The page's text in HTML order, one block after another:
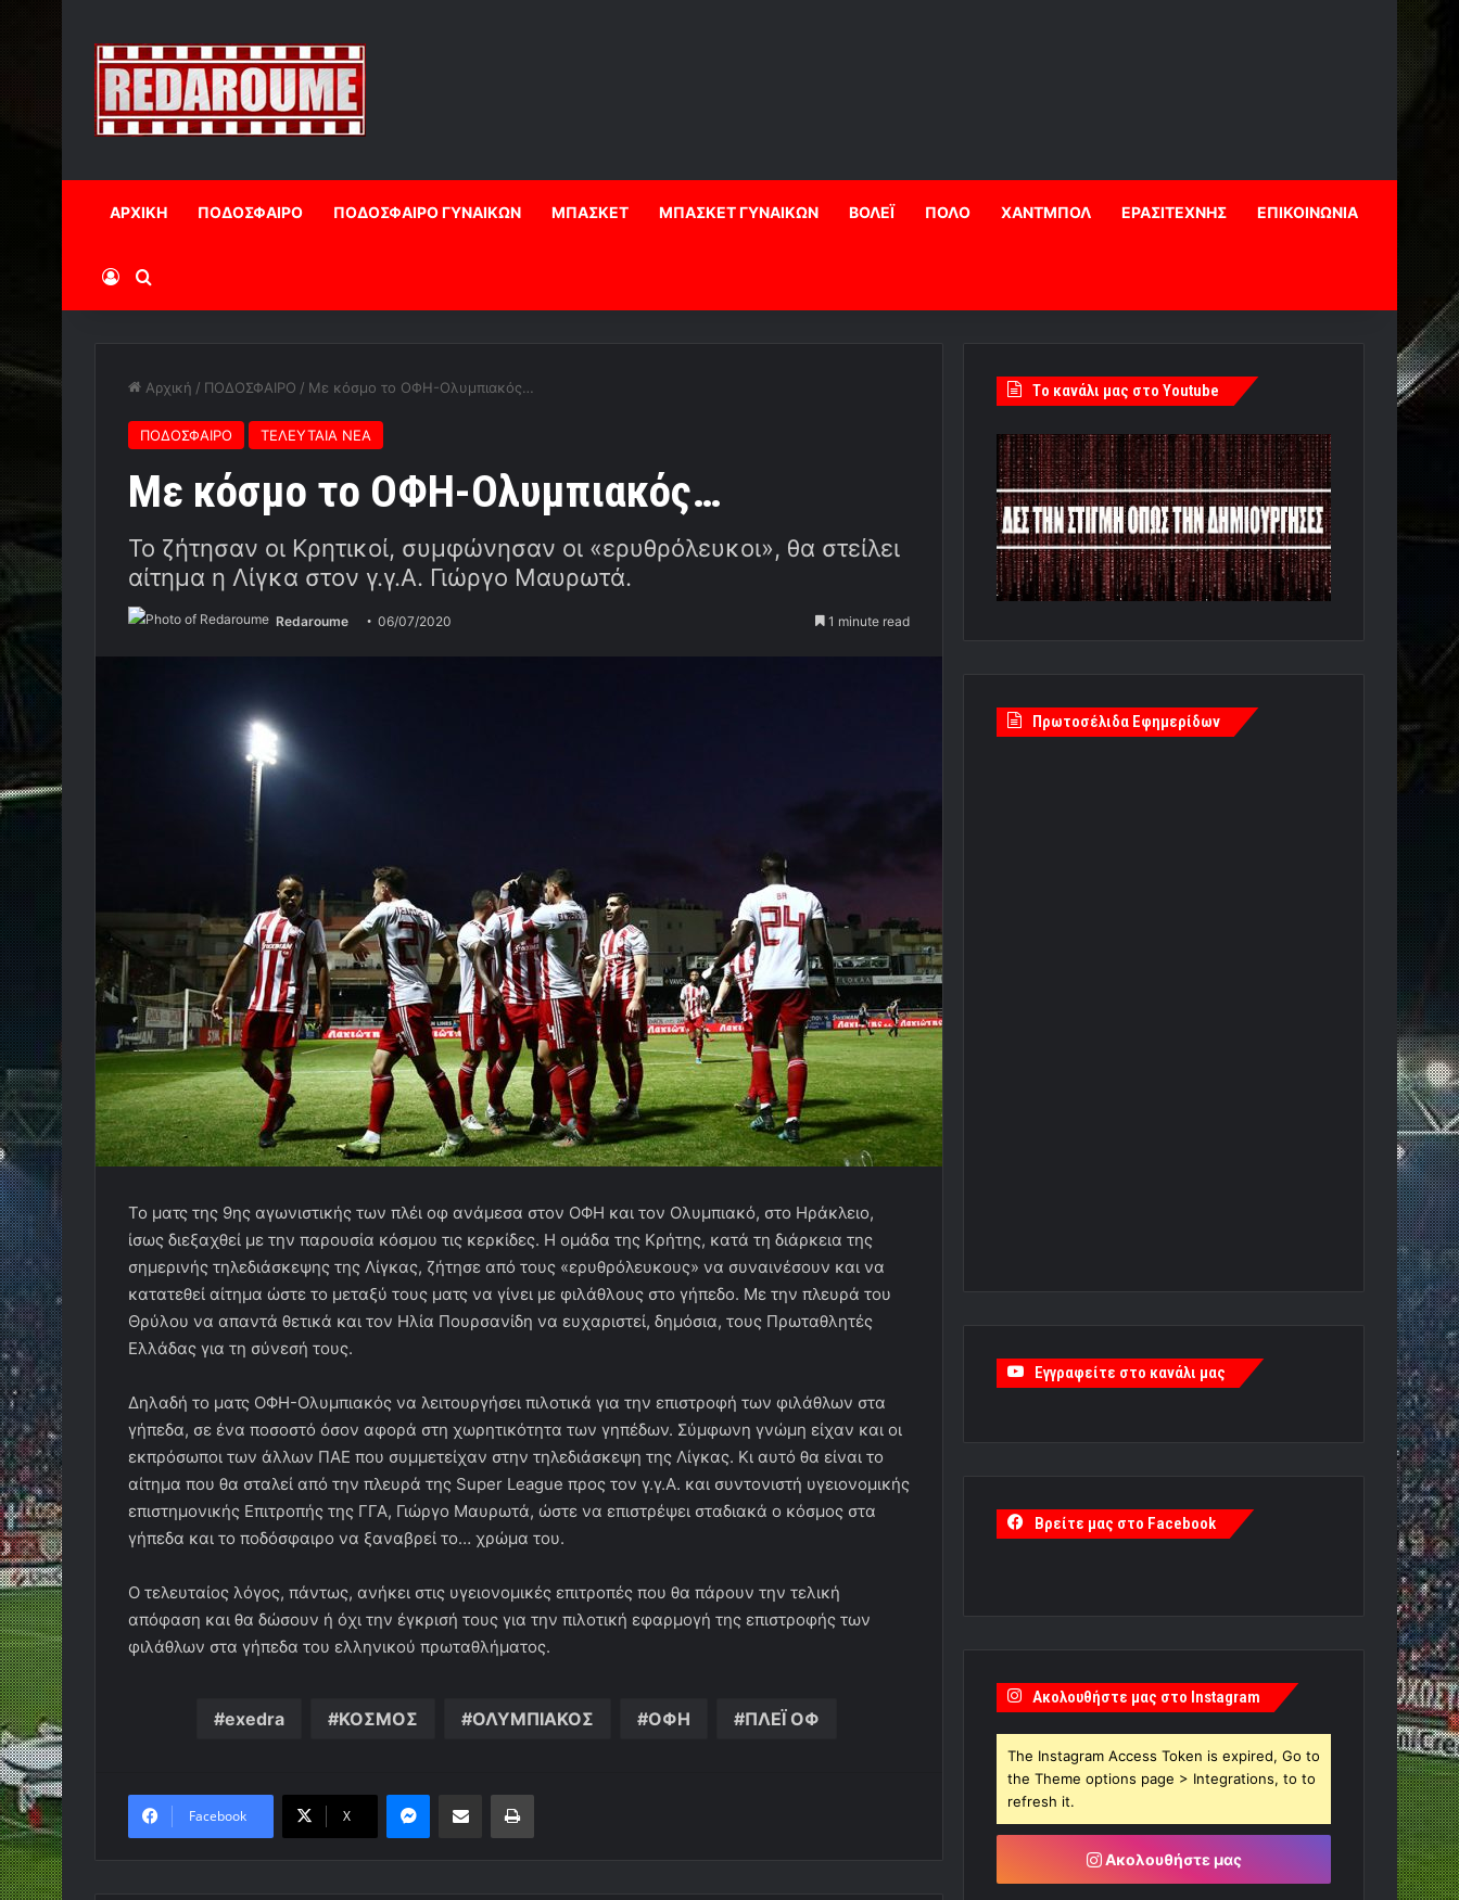
ΑΡΧΙΚΗ ΠΟΔΟΣΦΑΙΡΟ ΠΟΔΟΣΦΑΙΡΟ ΓΥΝΑΙΚΩΝ ΜΠΑΣΚΕΤ ΜΠΑΣΚΕΤ ΓΥΝΑΙΚΩΝ ΒΟΛΕΪ ΠΟΛΟ ΧΑΝΤΜΠΟΛ ΕΡΑΣΙΤΕΧΝΗΣ ΕΠΙΚΟΙΝΩΝΙΑ
Log InΑναζήτηση
Αρχική / ΠΟΔΟΣΦΑΙΡΟ / Με κόσμο το ΟΦΗ-Ολυμπιακός…
ΠΟΔΟΣΦΑΙΡΟ ΤΕΛΕΥΤΑΙΑ ΝΕΑ
Με κόσμο το ΟΦΗ-Ολυμπιακός…
Το ζήτησαν οι Κρητικοί, συμφώνησαν οι «ερυθρόλευκοι», θα στείλει
αίτημα η Λίγκα στον γ.γ.Α. Γιώργο Μαυρωτά.
Redaroume 06/07/2020 1 minute read
Το ματς της 9ης αγωνιστικής των πλέι οφ ανάμεσα στον ΟΦΗ και τον Ολυμπιακό, στο Ηράκλειο,
ίσως διεξαχθεί με την παρουσία κόσμου τις κερκίδες. Η ομάδα της Κρήτης, κατά τη διάρκεια της
σημερινής τηλεδιάσκεψης της Λίγκας, ζήτησε από τους «ερυθρόλευκους» να συναινέσουν και να
κατατεθεί αίτημα ώστε το μεταξύ τους ματς να γίνει με φιλάθλους στο γήπεδο. Με την πλευρά του
Θρύλου να απαντά θετικά και τον Ηλία Πουρσανίδη να ευχαριστεί, δημόσια, τους Πρωταθλητές
Ελλάδας για τη σύνεσή τους.
Δηλαδή το ματς ΟΦΗ-Ολυμπιακός να λειτουργήσει πιλοτικά για την επιστροφή των φιλάθλων στα
γήπεδα, σε ένα ποσοστό όσον αφορά στη χωρητικότητα των γηπέδων. Σύμφωνη γνώμη είχαν και οι
εκπρόσωποι των άλλων ΠΑΕ που συμμετείχαν στην τηλεδιάσκεψη της Λίγκας. Κι αυτό θα είναι το
αίτημα που θα σταλεί από την πλευρά της Super League προς τον γ.γ.Α. και συντονιστή υγειονομικής
επιστημονικής Επιτροπής της ΓΓΑ, Γιώργο Μαυρωτά, ώστε να επιστρέψει σταδιακά ο κόσμος στα
γήπεδα και το ποδόσφαιρο να ξαναβρεί το… χρώμα του.
Ο τελευταίος λόγος, πάντως, ανήκει στις υγειονομικές επιτροπές που θα πάρουν την τελική
απόφαση και θα δώσουν ή όχι την έγκρισή τους για την πιλοτική εφαρμογή της επιστροφής των
φιλάθλων στα γήπεδα του ελληνικού πρωταθλήματος.
exedra ΚΟΣΜΟΣ ΟΛΥΜΠΙΑΚΟΣ ΟΦΗ ΠΛΕΪ ΟΦ
Facebook X
MessengerΚοινοποίηση μέσω ηλεκτρονικού ταχυδρομείουΕκτύπωση
Tο κανάλι μας στο Youtube
Πρωτοσέλιδα Εφημερίδων
Εγγραφείτε στο κανάλι μας
Βρείτε μας στο Facebook
Ακολουθήστε μας στο Instagram
The Instagram Access Token is expired, Go to
the Theme options page > Integrations, to to
refresh it.
Ακολουθήστε μας